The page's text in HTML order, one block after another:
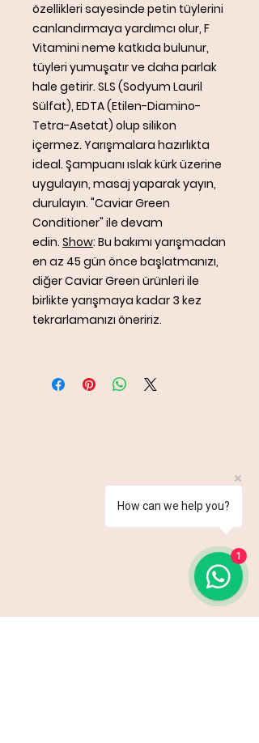
özellikleri sayesinde petin tüylerini
canlandırmaya yardımcı olur, F
Vitamini neme katkıda bulunur,
tüyleri yumuşatır ve daha parlak
hale getirir. SLS (Sodyum Lauril
Sülfat), EDTA (Etilen-Diamino-
Tetra-Asetat) olup silikon
içermez. Yarışmalara hazırlıkta
ideal. Şampuanı ıslak kürk üzerine
uygulayın, masaj yaparak yayın,
durulayın. "Caviar Green
Conditioner" ile devam
edin. Show: Bu bakımı yarışmadan
en az 45 gün önce başlatmanızı,
diğer Caviar Green ürünleri ile
birlikte yarışmaya kadar 3 kez
tekrarlamanızı öneririz.
How can we help you?
1